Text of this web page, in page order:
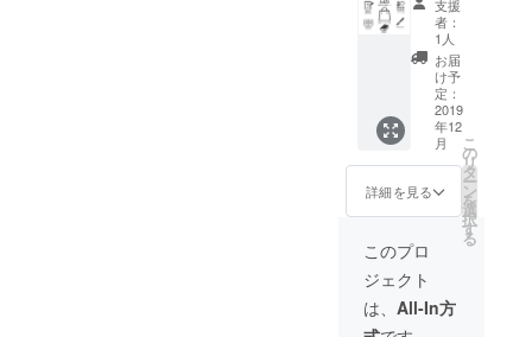
につき
まして
は、完
成次第
お届け
いたし
ます
（2020
年3月末
に、新
品を桐
れて発
送する
予定で
す）。
ださ
い）。
※巻末
には、
あなた
のお名
前をク
レジッ
（掲載
順は、
となり
ます。
必ず備
考欄に
ご希望
考欄に
ご希望
のお名
前をご
記入く
ださ
い）。
※巻末
あなた
のお名
レジッ
トいた
します
（掲載
（うち1
部に著
者両氏
のサイ
ンをい
たしま
す。為
書きの
有無を
選択で
書き有
合は、
必ず備
チケッ
ト1枚
・甲野
善紀氏
ご愛用
江崎義
巳氏製
作八角
棒手裏
剣1本
が感謝
込めて
直筆で
書いた
巻末お
名前ク
レジッ
ト ・書
籍5部
・著者
両氏の
直筆サ
イン ・
出版記
念限定
バッグ1
袋 ・ご
支援者
限定出
版記念
支援
者：
1人
お届
け予
定：
2019
年12
月
詳細を見る
こ
の
リ
タ
ー
ン
を
選
択
す
る
このプロ
ジェクト
は、 All-In方